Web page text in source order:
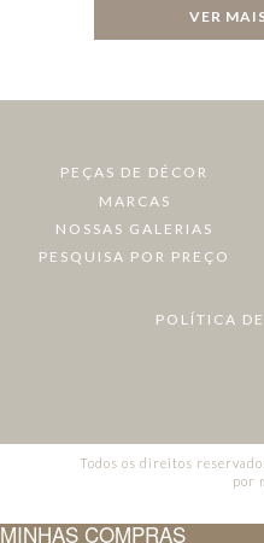
VER
PEÇAS DE DÉCOR
MARCAS
NOSSAS GALERIAS
PESQUISA POR PREÇO
POLÍTICA
Todos os direitos
por
MINHAS COMPRAS